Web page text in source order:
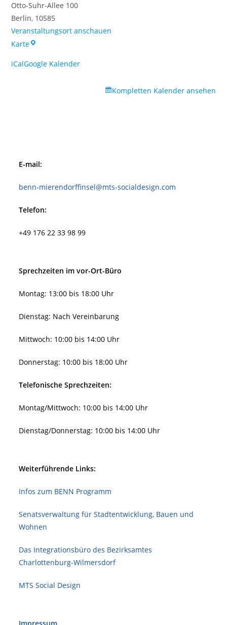
Otto-Suhr-Allee 100
Berlin, 10585
Veranstaltungsort anschauen
KarteRathaus
iCalGoogle Kalender
Kompletten Kalender ansehen
E-mail:
benn-mierendorffinsel@mts-socialdesign.com
Telefon:
+49 176 22 33 98 99
Sprechzeiten im vor-Ort-Büro
Montag: 13:00 bis 18:00 Uhr
Dienstag: Nach Vereinbarung
Mittwoch: 10:00 bis 14:00 Uhr
Donnerstag: 10:00 bis 18:00 Uhr
Telefonische Sprechzeiten:
Montag/Mittwoch: 10:00 bis 14:00 Uhr
Dienstag/Donnerstag: 10:00 bis 14:00 Uhr
Weiterführende Links:
Infos zum BENN Programm
Senatsverwaltung für Stadt­ent­wicklung, Bauen und
Wohnen
Das Integrationsbüro des Bezirksamtes
Charlottenburg-Wilmersdorf
MTS Social Design